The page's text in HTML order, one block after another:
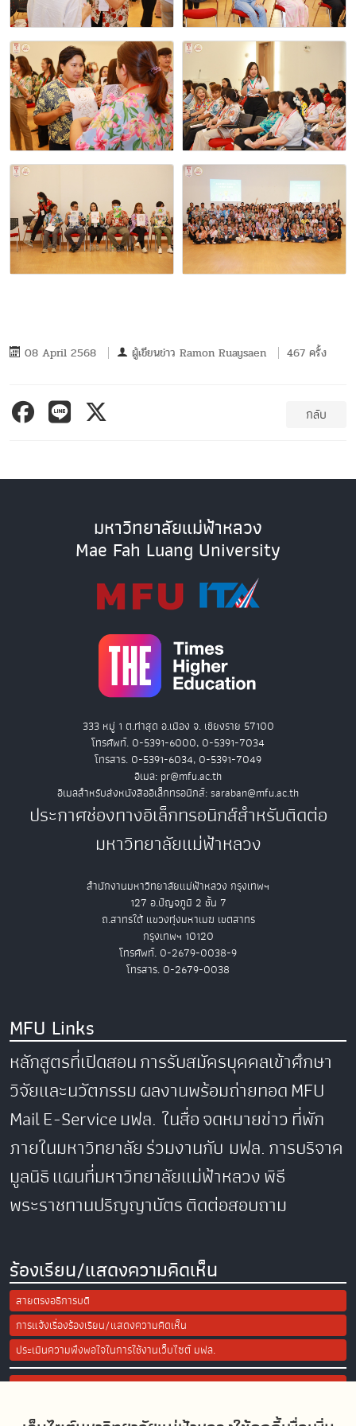
08 April 2568 ผู้เขียนข่าว Ramon Ruaysaen 467 ครั้ง
กลับ
มหาวิทยาลัยแม่ฟ้าหลวง
Mae Fah Luang University
333 หมู่ 1 ต.ท่าสุด อ.เมือง จ. เชียงราย 57100
โทรศัพท์. 0-5391-6000, 0-5391-7034
โทรสาร. 0-5391-6034, 0-5391-7049
อีเมล: pr@mfu.ac.th
อีเมลสำหรับส่งหนังสืออิเล็กทรอนิกส์: saraban@mfu.ac.th
ประกาศช่องทางอิเล็กทรอนิกส์สำหรับติดต่อ
มหาวิทยาลัยแม่ฟ้าหลวง
สำนักงานมหาวิทยาลัยแม่ฟ้าหลวง กรุงเทพฯ
127 อ.ปัญจภูมิ 2 ชั้น 7
ถ.สาทรใต้ แขวงทุ่งมหาเมฆ เขตสาทร
กรุงเทพฯ 10120
โทรศัพท์. 0-2679-0038-9
โทรสาร. 0-2679-0038
MFU Links
หลักสูตรที่เปิดสอนการรับสมัครบุคคลเข้าศึกษา
วิจัยและนวัตกรรมผลงานพร้อมถ่ายทอดMFU
MailE-Serviceมฟล. ในสื่อจดหมายข่าวที่พัก
ภายในมหาวิทยาลัยร่วมงานกับ มฟล.การบริจาค
มูลนิธิแผนที่มหาวิทยาลัยแม่ฟ้าหลวงพิธี
พระราชทานปริญญาบัตรติดต่อสอบถาม
ร้องเรียน/แสดงความคิดเห็น
สายตรงอธิการบดี
การแจ้งเรื่องร้องเรียน/แสดงความคิดเห็น
ประเมินความพึงพอใจในการใช้งานเว็บไซต์ มฟล.
Site Map